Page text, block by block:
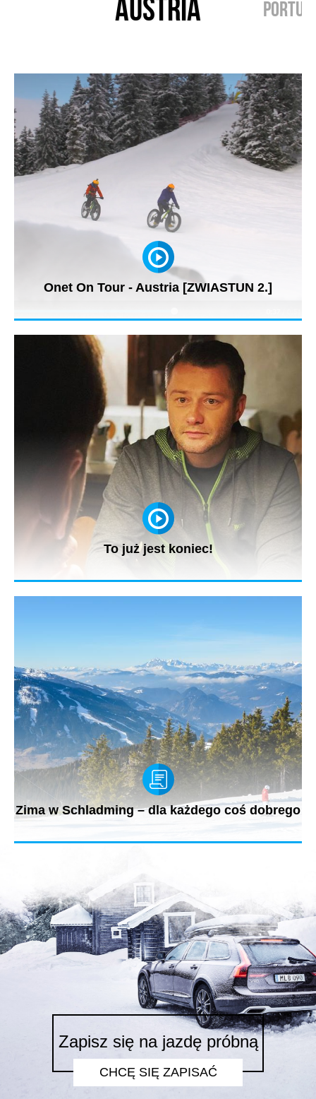
Onet On Tour - Austria [ZWIASTUN 2.]
Polak w Austrii, któremu płacą za jazdę na nartach? Wkrótce
wszystko się...
To już jest koniec!
Zima w Schladming – dla każdego coś dobrego
Zapisz się na jazdę próbną
CHCĘ SIĘ ZAPISAĆ